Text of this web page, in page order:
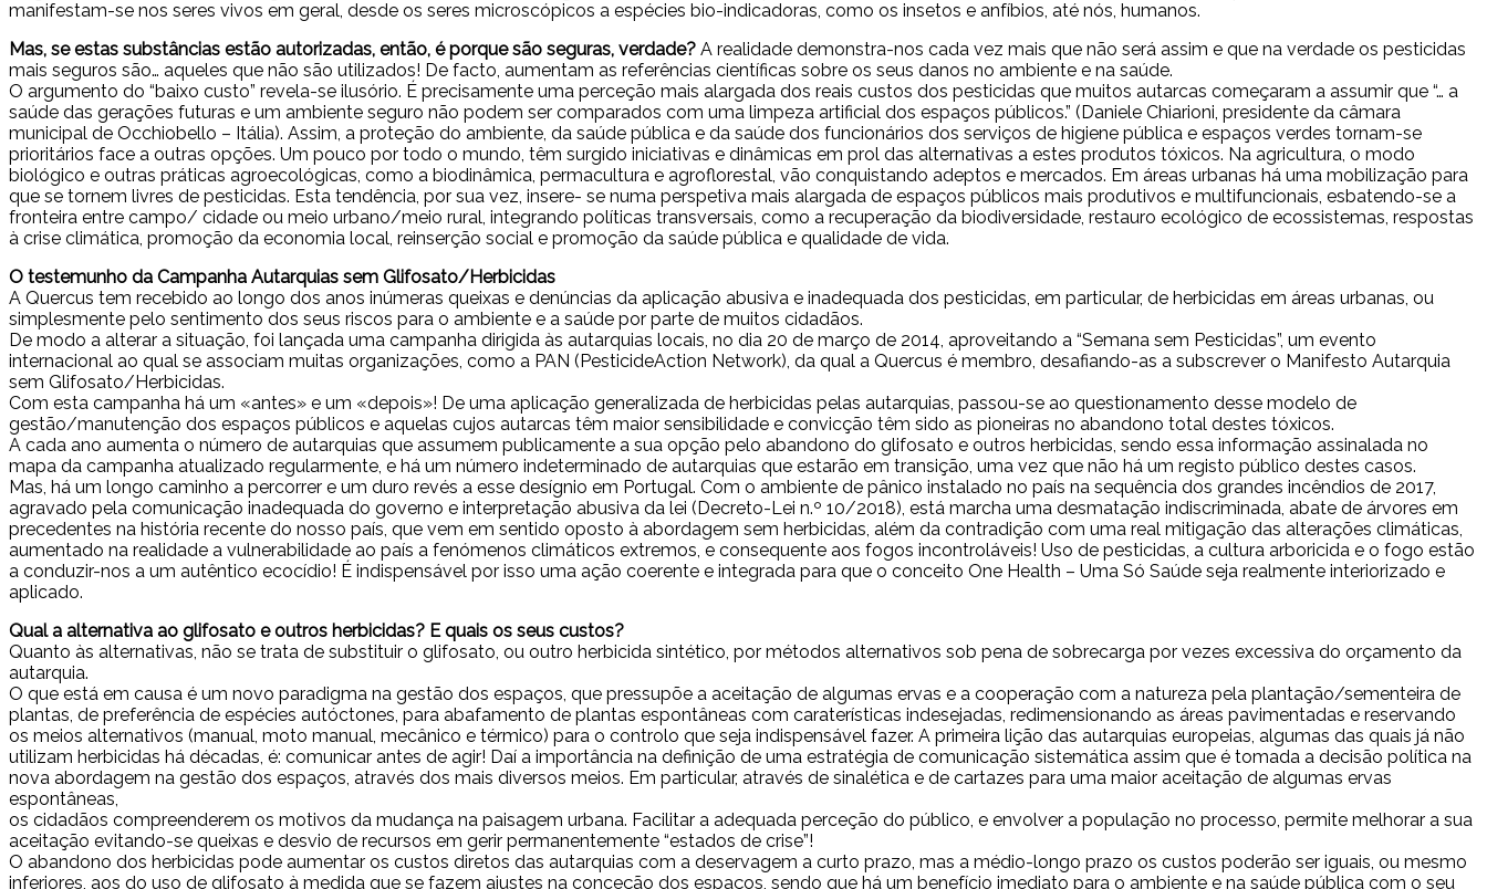
manifestam-se nos seres vivos em geral, desde os seres microscópicos a espécies bio-indicadoras, como os insetos e anfíbios, até nós, humanos.
Mas, se estas substâncias estão autorizadas, então, é porque são seguras, verdade? A realidade demonstra-nos cada vez mais que não será assim e que na verdade os pesticidas
mais seguros são… aqueles que não são utilizados! De facto, aumentam as referências científicas sobre os seus danos no ambiente e na saúde.
O argumento do “baixo custo” revela-se ilusório. É precisamente uma perceção mais alargada dos reais custos dos pesticidas que muitos autarcas começaram a assumir que “… a
saúde das gerações futuras e um ambiente seguro não podem ser comparados com uma limpeza artificial dos espaços públicos.” (Daniele Chiarioni, presidente da câmara
municipal de Occhiobello – Itália). Assim, a proteção do ambiente, da saúde pública e da saúde dos funcionários dos serviços de higiene pública e espaços verdes tornam-se
prioritários face a outras opções. Um pouco por todo o mundo, têm surgido iniciativas e dinâmicas em prol das alternativas a estes produtos tóxicos. Na agricultura, o modo
biológico e outras práticas agroecológicas, como a biodinâmica, permacultura e agroflorestal, vão conquistando adeptos e mercados. Em áreas urbanas há uma mobilização para
que se tornem livres de pesticidas. Esta tendência, por sua vez, insere- se numa perspetiva mais alargada de espaços públicos mais produtivos e multifuncionais, esbatendo-se a
fronteira entre campo/ cidade ou meio urbano/meio rural, integrando políticas transversais, como a recuperação da biodiversidade, restauro ecológico de ecossistemas, respostas
à crise climática, promoção da economia local, reinserção social e promoção da saúde pública e qualidade de vida.
O testemunho da Campanha Autarquias sem Glifosato/Herbicidas
A Quercus tem recebido ao longo dos anos inúmeras queixas e denúncias da aplicação abusiva e inadequada dos pesticidas, em particular, de herbicidas em áreas urbanas, ou
simplesmente pelo sentimento dos seus riscos para o ambiente e a saúde por parte de muitos cidadãos.
De modo a alterar a situação, foi lançada uma campanha dirigida às autarquias locais, no dia 20 de março de 2014, aproveitando a “Semana sem Pesticidas”, um evento
internacional ao qual se associam muitas organizações, como a PAN (PesticideAction Network), da qual a Quercus é membro, desafiando-as a subscrever o Manifesto Autarquia
sem Glifosato/Herbicidas.
Com esta campanha há um «antes» e um «depois»! De uma aplicação generalizada de herbicidas pelas autarquias, passou-se ao questionamento desse modelo de
gestão/manutenção dos espaços públicos e aquelas cujos autarcas têm maior sensibilidade e convicção têm sido as pioneiras no abandono total destes tóxicos.
A cada ano aumenta o número de autarquias que assumem publicamente a sua opção pelo abandono do glifosato e outros herbicidas, sendo essa informação assinalada no
mapa da campanha atualizado regularmente, e há um número indeterminado de autarquias que estarão em transição, uma vez que não há um registo público destes casos.
Mas, há um longo caminho a percorrer e um duro revés a esse desígnio em Portugal. Com o ambiente de pânico instalado no país na sequência dos grandes incêndios de 2017,
agravado pela comunicação inadequada do governo e interpretação abusiva da lei (Decreto-Lei n.º 10/2018), está marcha uma desmatação indiscriminada, abate de árvores em
precedentes na história recente do nosso país, que vem em sentido oposto à abordagem sem herbicidas, além da contradição com uma real mitigação das alterações climáticas,
aumentado na realidade a vulnerabilidade ao país a fenómenos climáticos extremos, e consequente aos fogos incontroláveis! Uso de pesticidas, a cultura arboricida e o fogo estão
a conduzir-nos a um autêntico ecocídio! É indispensável por isso uma ação coerente e integrada para que o conceito One Health – Uma Só Saúde seja realmente interiorizado e
aplicado.
Qual a alternativa ao glifosato e outros herbicidas? E quais os seus custos?
Quanto às alternativas, não se trata de substituir o glifosato, ou outro herbicida sintético, por métodos alternativos sob pena de sobrecarga por vezes excessiva do orçamento da
autarquia.
O que está em causa é um novo paradigma na gestão dos espaços, que pressupõe a aceitação de algumas ervas e a cooperação com a natureza pela plantação/sementeira de
plantas, de preferência de espécies autóctones, para abafamento de plantas espontâneas com caraterísticas indesejadas, redimensionando as áreas pavimentadas e reservando
os meios alternativos (manual, moto manual, mecânico e térmico) para o controlo que seja indispensável fazer. A primeira lição das autarquias europeias, algumas das quais já não
utilizam herbicidas há décadas, é: comunicar antes de agir! Daí a importância na definição de uma estratégia de comunicação sistemática assim que é tomada a decisão política na
nova abordagem na gestão dos espaços, através dos mais diversos meios. Em particular, através de sinalética e de cartazes para uma maior aceitação de algumas ervas
espontâneas,
os cidadãos compreenderem os motivos da mudança na paisagem urbana. Facilitar a adequada perceção do público, e envolver a população no processo, permite melhorar a sua
aceitação evitando-se queixas e desvio de recursos em gerir permanentemente “estados de crise”!
O abandono dos herbicidas pode aumentar os custos diretos das autarquias com a deservagem a curto prazo, mas a médio-longo prazo os custos poderão ser iguais, ou mesmo
inferiores, aos do uso de glifosato à medida que se fazem ajustes na conceção dos espaços, sendo que há um benefício imediato para o ambiente e na saúde pública com o seu